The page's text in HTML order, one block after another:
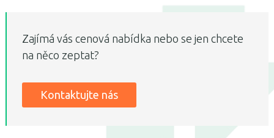
Zajímá vás cenová nabídka nebo se jen chcete
na něco zeptat?
Kontaktujte nás